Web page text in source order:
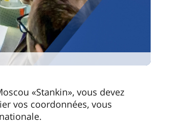
«Stankin», vous devez
vos coordonnées, vous